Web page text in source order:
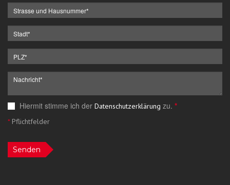
Hiermit stimme ich der Datenschutzerklärung zu. *
*Pflichtfelder
Senden